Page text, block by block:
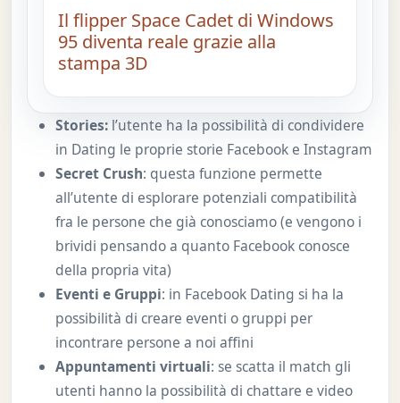
Il flipper Space Cadet di Windows
95 diventa reale grazie alla
stampa 3D
Stories:l’utente ha la possibilità di condividere
in Dating le proprie storie Facebook e Instagram
Secret Crush: questa funzione permette
all’utente di esplorare potenziali compatibilità
fra le persone che già conosciamo (e vengono i
brividi pensando a quanto Facebook conosce
della propria vita)
Eventi e Gruppi: in Facebook Dating si ha la
possibilità di creare eventi o gruppi per
incontrare persone a noi affini
Appuntamenti virtuali: se scatta il match gli
utenti hanno la possibilità di chattare e video